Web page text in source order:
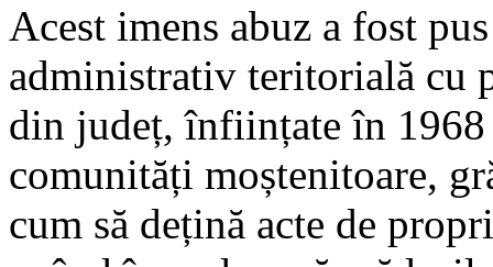
Acest imens abuz a fost
administrativ teritorială cu
din județ, înființate în 1968
comunități moștenitoare,
cum să dețină acte de